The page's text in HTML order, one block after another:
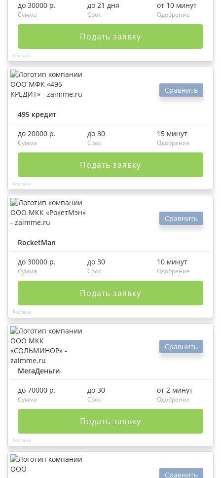
до 30000 р.
Сумма
до 21 дня
Срок
от 10 минут
Одобрение
Подать заявку
495 кредит
Сравнить
до 20000 р.
Сумма
до 30
Срок
15 минут
Одобрение
Подать заявку
RocketMan
Сравнить
до 30000 р.
Сумма
до 30
Срок
10 минут
Одобрение
Подать заявку
МегаДеньги
Сравнить
до 70000 р.
Сумма
до 30
Срок
от 2 минут
Одобрение
Подать заявку
Сравнить